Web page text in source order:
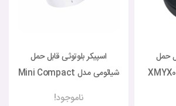
حمل
اسپیکر بلوتوثی قابل حمل
شیائومی مدل Mini Compact
ناموجود!